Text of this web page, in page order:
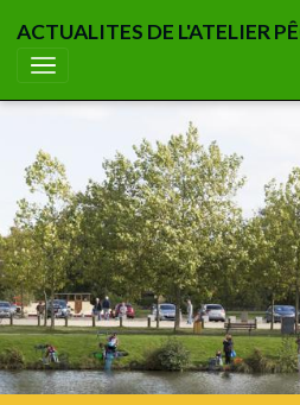
ACTUALITES DE L'ATELIER